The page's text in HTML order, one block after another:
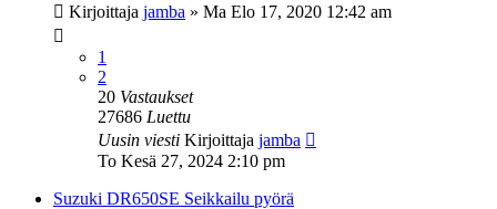
Kirjoittaja jamba » Ma Elo 17, 2020 12:42 am
1
2
20 Vastaukset
27686 Luettu
Uusin viesti Kirjoittaja jamba
To Kesä 27, 2024 2:10 pm
Suzuki DR650SE Seikkailu pyörä